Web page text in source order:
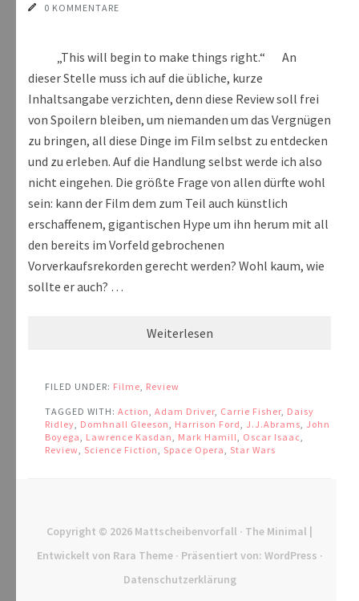
0 KOMMENTARE
„This will begin to make things right.“ An
dieser Stelle muss ich auf die übliche, kurze
Inhaltsangabe verzichten, denn diese Review soll frei
von Spoilern bleiben, um niemanden um das Vergnügen
zu bringen, all diese Dinge im Film selbst zu entdecken
und zu erleben. Auf die Handlung selbst werde ich also
nicht eingehen. Die größte Frage von allen dürfte wohl
sein: kann der Film dem zum Teil auch künstlich
erschaffenem, gigantischen Hype um ihn herum mit all
den bereits im Vorfeld gebrochenen
Vorverkaufsrekorden gerecht werden? Wohl kaum, wie
sollte er auch? …
Weiterlesen
FILED UNDER: Filme Review
TAGGED WITH: Action Adam Driver Carrie Fisher Daisy
Ridley Domhnall Gleeson Harrison Ford J.J.Abrams John
Boyega
Lawrence Kasdan Mark Hamill Oscar Isaac
Review Science Fiction Space Opera Star Wars
Copyright © 2026 Mattscheibenvorfall · The Minimal |
Entwickelt von Rara Theme· Präsentiert von: WordPress ·
Datenschutzerklärung